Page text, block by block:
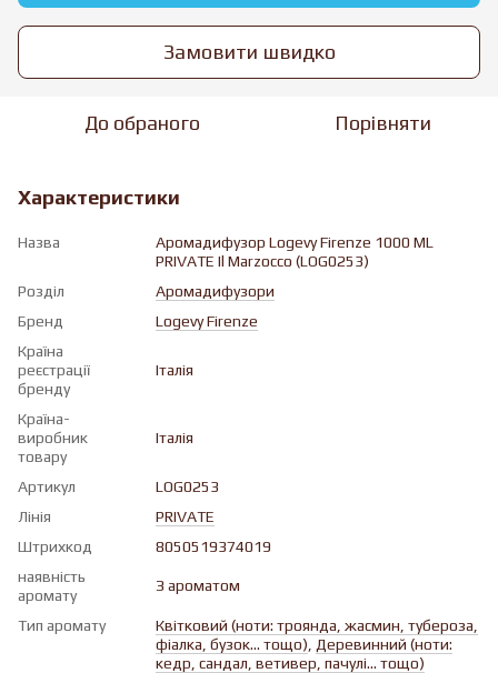
Замовити швидко
До обраного Порівняти
Характеристики
Назва
Аромадифузор Logevy Firenze 1000 ML
PRIVATE Il Marzocco (LOG0253)
Розділ
Аромадифузори
Бренд
Logevy Firenze
Країна
реєстрації
бренду
Італія
Країна-
виробник
товару
Італія
Артикул
LOG0253
Лінія
PRIVATE
Штрихкод
8050519374019
наявність
аромату
З ароматом
Тип аромату
Квiтковий (ноти: троянда, жасмин, тубероза,
фіалка, бузок... тощо)
Деревинний (ноти:
кедр, сандал, ветивер, пачулі... тощо)